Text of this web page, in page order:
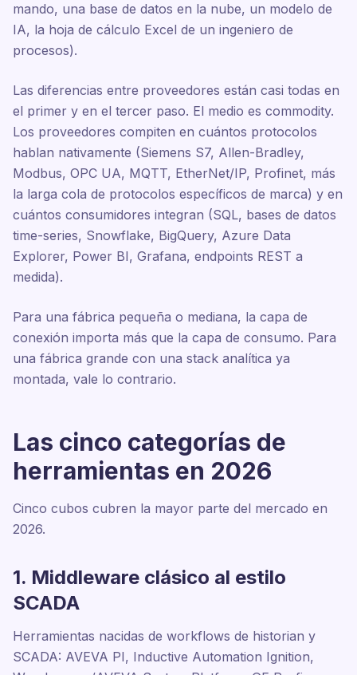
mando, una base de datos en la nube, un modelo de
IA, la hoja de cálculo Excel de un ingeniero de
procesos).
Las diferencias entre proveedores están casi todas en
el primer y en el tercer paso. El medio es commodity.
Los proveedores compiten en cuántos protocolos
hablan nativamente (Siemens S7, Allen-Bradley,
Modbus, OPC UA, MQTT, EtherNet/IP, Profinet, más
la larga cola de protocolos específicos de marca) y en
cuántos consumidores integran (SQL, bases de datos
time-series, Snowflake, BigQuery, Azure Data
Explorer, Power BI, Grafana, endpoints REST a
medida).
Para una fábrica pequeña o mediana, la capa de
conexión importa más que la capa de consumo. Para
una fábrica grande con una stack analítica ya
montada, vale lo contrario.
Las cinco categorías de
herramientas en 2026
Cinco cubos cubren la mayor parte del mercado en
2026.
1. Middleware clásico al estilo
SCADA
Herramientas nacidas de workflows de historian y
SCADA: AVEVA PI, Inductive Automation Ignition,